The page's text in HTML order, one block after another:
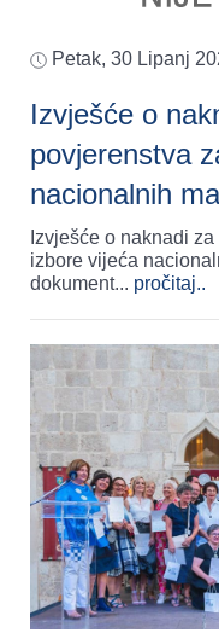
Petak, 30 Lipanj
Izvješće o
povjerenstva
nacionalnih
Izvješće o naknadi
izbore vijeća
dokument... pročitaj..